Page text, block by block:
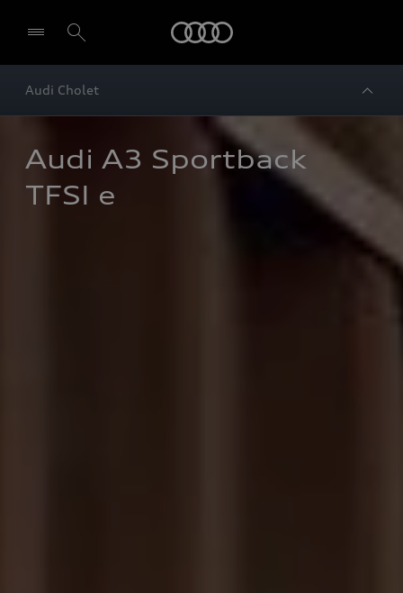
Audi Cholet
Audi A3 Sportback
TFSI e